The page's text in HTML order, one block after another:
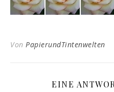
Von PapierundTintenwelten
EINE